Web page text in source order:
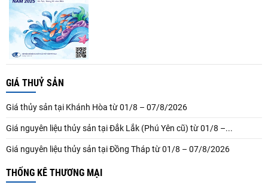
GIÁ THUỶ SẢN
Giá thủy sản tại Khánh Hòa từ 01/8 – 07/8/2026
Giá nguyên liệu thủy sản tại Đắk Lắk (Phú Yên cũ) từ 01/8 –...
Giá nguyên liệu thủy sản tại Đồng Tháp từ 01/8 – 07/8/2026
THỐNG KÊ THƯƠNG MẠI